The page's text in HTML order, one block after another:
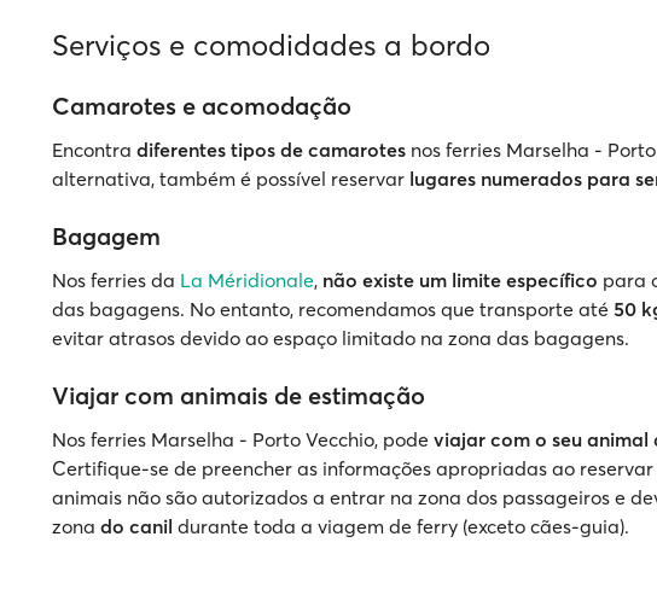
Serviços e comodidades a bordo
Camarotes e acomodação
Encontra diferentes tipos de camarotes nos ferries Marselha -
alternativa, também é possível reservar lugares numerados para
Bagagem
Nos ferries da La Méridionale, não existe um limite específico para
das bagagens. No entanto, recomendamos que transporte até 50
evitar atrasos devido ao espaço limitado na zona das bagagens.
Viajar com animais de estimação
Nos ferries Marselha - Porto Vecchio, pode viajar com o seu animal
Certifique-se de preencher as informações apropriadas ao reservar
animais não são autorizados a entrar na zona dos passageiros e
zona do canil durante toda a viagem de ferry (exceto cães-guia).